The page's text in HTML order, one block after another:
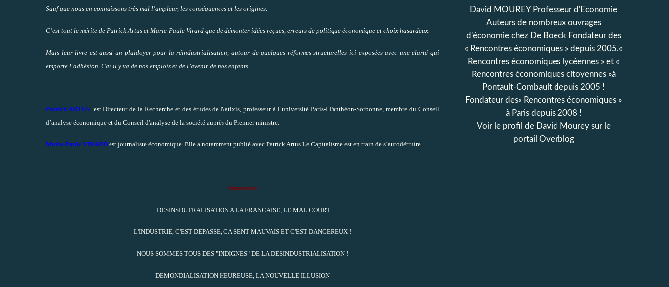
Sauf que nous en connaissons très mal l’ampleur, les conséquences et les origines.
C’est tout le mérite de Patrick Artus et Marie-Paule Virard que de démonter idées reçues, erreurs de politique économique et choix hasardeux.
Mais leur livre est aussi un plaidoyer pour la réindustrialisation, autour de quelques réformes structurelles ici exposées avec une clarté qui
emporte l’adhésion. Car il y va de nos emplois et de l’avenir de nos enfants…
Patrick ARTUS est Directeur de la Recherche et des études de Natixis, professeur à l’université Paris-I Panthéon-Sorbonne, membre du Conseil
d’analyse économique et du Conseil d'analyse de la société auprès du Premier ministre.
Marie-Paule VIRARD est journaliste économique. Elle a notamment publié avec Patrick Artus Le Capitalisme est en train de s’autodétruire.
Sommaire
DESINSDUTRALISATION A LA FRANCAISE, LE MAL COURT
L'INDUSTRIE, C'EST DEPASSE, CA SENT MAUVAIS ET C'EST DANGEREUX !
NOUS SOMMES TOUS DES "INDIGNES" DE LA DESINDUSTRIALISATION !
DEMONDIALISATION HEUREUSE, LA NOUVELLE ILLUSION
David MOUREY Professeur d'Economie
Auteurs de nombreux ouvrages
d'économie chez De Boeck Fondateur des
« Rencontres économiques » depuis 2005.«
Rencontres économiques lycéennes » et «
Rencontres économiques citoyennes »à
Pontault-Combault depuis 2005 !
Fondateur des« Rencontres économiques »
à Paris depuis 2008 !
Voir le profil de David Moureysur le
portail Overblog